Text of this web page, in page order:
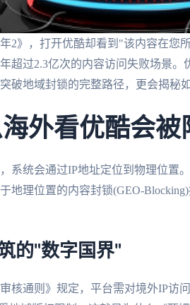
2》，打开优酷却看到"该内容在
超过2.3亿次的内容访问失败场景
破地域封锁的完整路径，更会揭秘
外看优酷会被
系统会通过IP地址定位到物理位置
地理位置的内容封锁(GEO-
的"数字国界"
核通则》规定，平台需对境外IP访